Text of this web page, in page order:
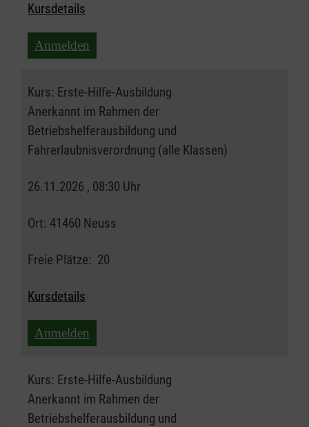
Kursdetails
Anmelden
Kurs: Erste-Hilfe-Ausbildung
Anerkannt im Rahmen der
Betriebshelferausbildung und
Fahrerlaubnisverordnung (alle Klassen)
26.11.2026 , 08:30 Uhr
Ort: 41460 Neuss
Freie Plätze: 20
Kursdetails
Anmelden
Kurs: Erste-Hilfe-Ausbildung
Anerkannt im Rahmen der
Betriebshelferausbildung und